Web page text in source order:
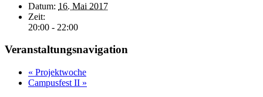
Datum: 16. Mai 2017
Zeit:
20:00 - 22:00
Veranstaltungsnavigation
« Projektwoche
Campusfest II »